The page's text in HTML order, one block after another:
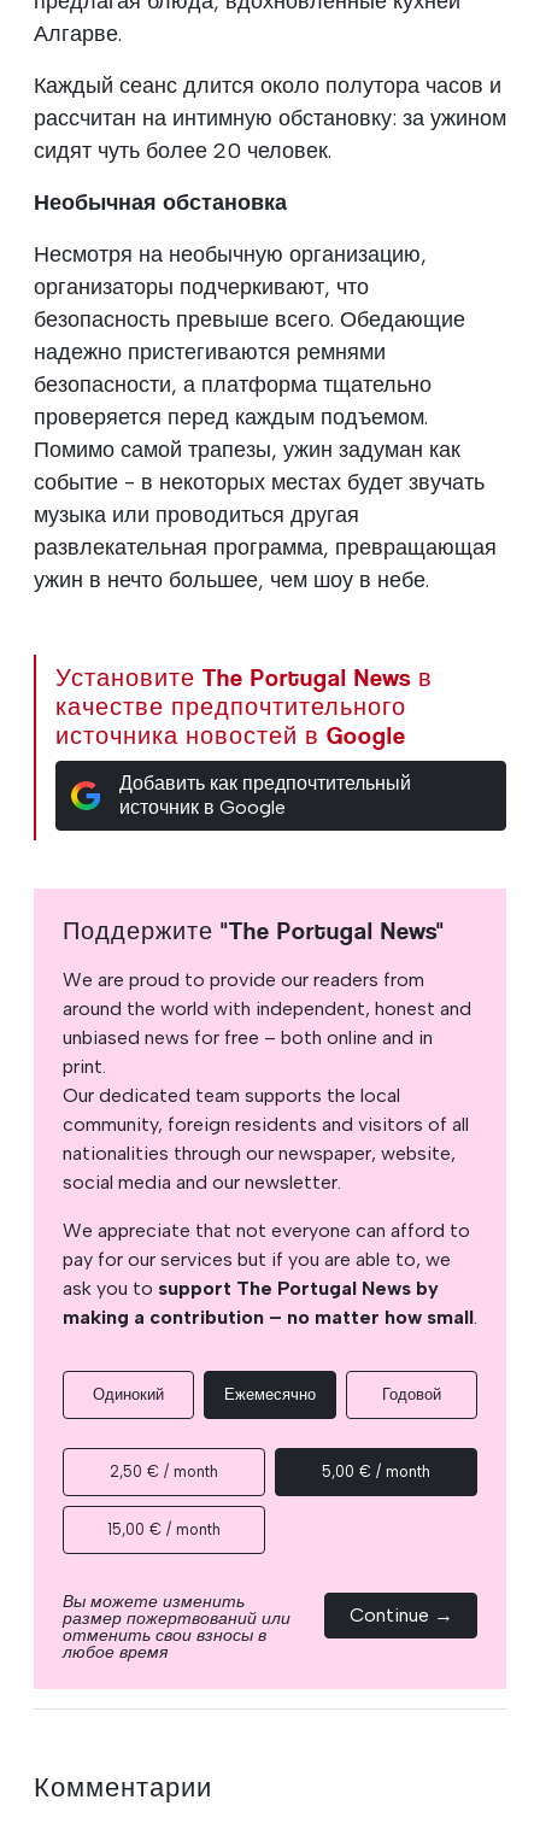
Алгарве.
Каждый сеанс длится около полутора часов и
рассчитан на интимную обстановку: за ужином
сидят чуть более 20 человек.
Необычная обстановка
Несмотря на необычную организацию,
организаторы подчеркивают, что
безопасность превыше всего. Обедающие
надежно пристегиваются ремнями
безопасности, а платформа тщательно
проверяется перед каждым подъемом.
Помимо самой трапезы, ужин задуман как
событие - в некоторых местах будет звучать
музыка или проводиться другая
развлекательная программа, превращающая
ужин в нечто большее, чем шоу в небе.
Установите The Portugal News в
качестве предпочтительного
источника новостей в Google
Добавить как предпочтительный
источник в Google
Поддержите "The Portugal News"
We are proud to provide our readers from
around the world with independent, honest and
unbiased news for free – both online and in
print.
Our dedicated team supports the local
community, foreign residents and visitors of all
nationalities through our newspaper, website,
social media and our newsletter.
We appreciate that not everyone can afford to
pay for our services but if you are able to, we
ask you to support The Portugal News by
making a contribution – no matter how small.
Одинокий Ежемесячно Годовой
2,50 € / month 5,00 € / month
15,00 € / month
Вы можете изменить
размер пожертвований или
отменить свои взносы в
любое время
Continue →
Комментарии